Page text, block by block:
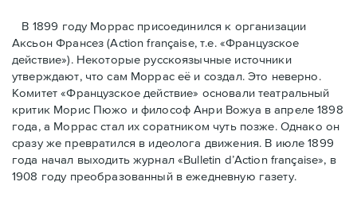
В 1899 году Моррас присоединился к организации
Аксьон Франсез (Action française, т.е. «Французское
действие»). Некоторые русскоязычные источники
утверждают, что сам Моррас её и создал. Это неверно.
Комитет «Французское действие» основали театральный
критик Морис Пюжо и философ Анри Вожуа в апреле 1898
года, а Моррас стал их соратником чуть позже. Однако он
сразу же превратился в идеолога движения. В июле 1899
года начал выходить журнал «Bulletin d’Action française», в
1908 году преобразованный в ежедневную газету.